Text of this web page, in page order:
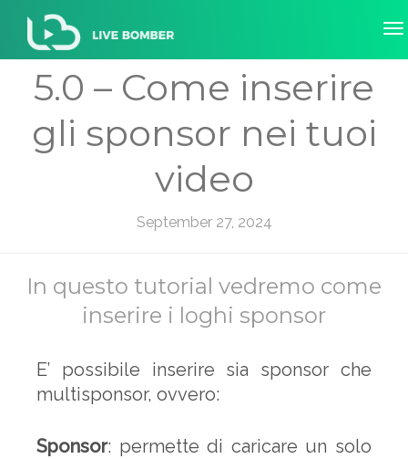
5.0 – Come inserire
gli sponsor nei tuoi
video
September 27, 2024
In questo tutorial vedremo come
inserire i loghi sponsor
E’ possibile inserire sia sponsor che
multisponsor, ovvero:
Sponsor: permette di caricare un solo